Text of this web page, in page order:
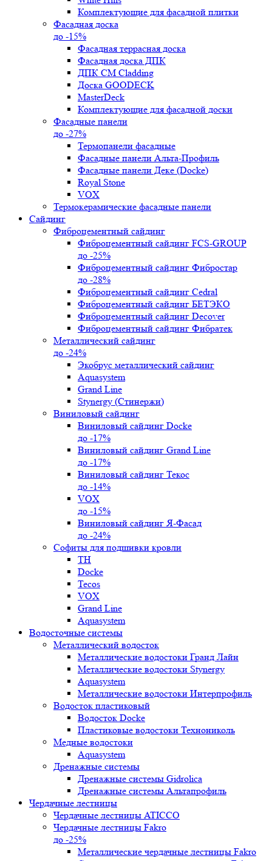
Комплектующие для фасадной плитки
Фасадная доска
до -15%
Фасадная террасная доска
Фасадная доска ДПК
ДПК CM Cladding
Доска GOODECK
MasterDeck
Комплектующие для фасадной доски
Фасадные панели
до -27%
Термопанели фасадные
Фасадные панели Альта-Профиль
Фасадные панели Деке (Docke)
Royal Stone
VOX
Термокерамические фасадные панели
Сайдинг
Фиброцементный сайдинг
Фиброцементный сайдинг FCS-GROUP
до -25%
Фиброцементный сайдинг Фибростар
до -28%
Фиброцементный сайдинг Cedral
Фиброцементный сайдинг БЕТЭКО
Фиброцементный сайдинг Decover
Фиброцементный сайдинг Фибратек
Металлический сайдинг
до -24%
Экобрус металлический сайдинг
Aquasystem
Grand Line
Stynergy (Стинержи)
Виниловый сайдинг
Виниловый сайдинг Docke
до -17%
Виниловый сайдинг Grand Line
до -17%
Виниловый сайдинг Текос
до -14%
VOX
до -15%
Виниловый сайдинг Я-Фасад
до -24%
Софиты для подшивки кровли
ТН
Docke
Tecos
VOX
Grand Line
Aquasystem
Водосточные системы
Металлический водосток
Металлические водостоки Гранд Лайн
Металлические водостоки Stynergy
Aquasystem
Металлические водостоки Интерпрофиль
Водосток пластиковый
Водосток Docke
Пластиковые водостоки Технониколь
Медные водостоки
Aquasystem
Дренажные системы
Дренажные системы Gidrolica
Дренажные системы Альтапрофиль
Чердачные лестницы
Чердачные лестницы ATICCO
Чердачные лестницы Fakro
до -25%
Металлические чердачные лестницы Fakro